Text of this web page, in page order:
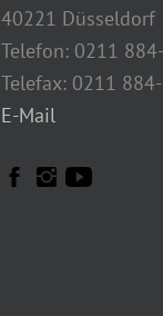
40221 Düsseldorf
Telefon: 0211
Telefax: 0211
E-Mail